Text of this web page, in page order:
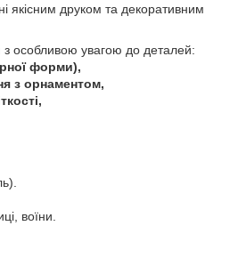
якісним друком та декоративним
з особливою увагою до деталей:
форми),
з орнаментом,
воїни.